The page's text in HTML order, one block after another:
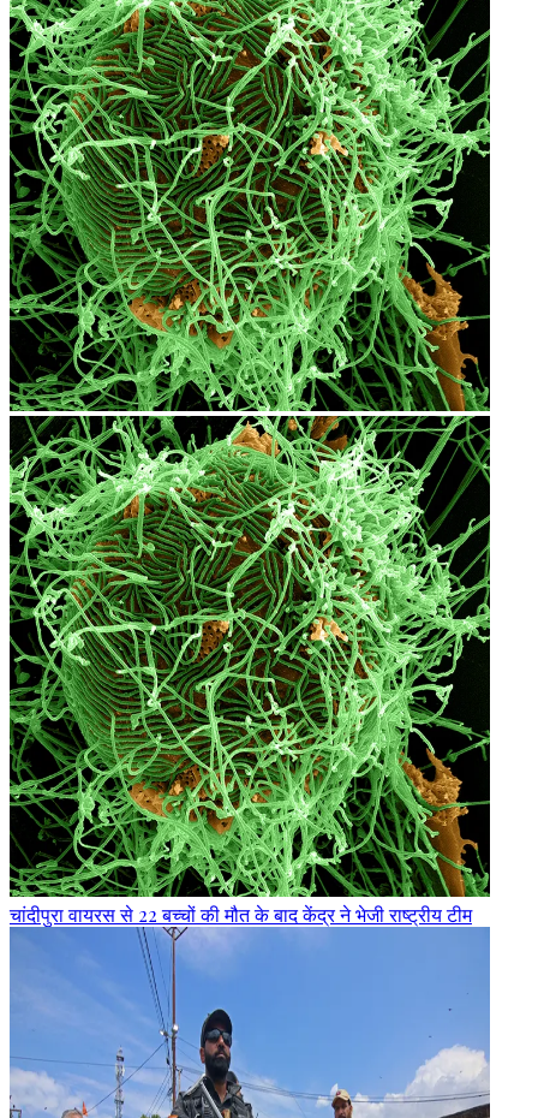
चांदीपुरा वायरस से 22 बच्चों की मौत के बाद केंद्र ने भेजी राष्ट्रीय टीम